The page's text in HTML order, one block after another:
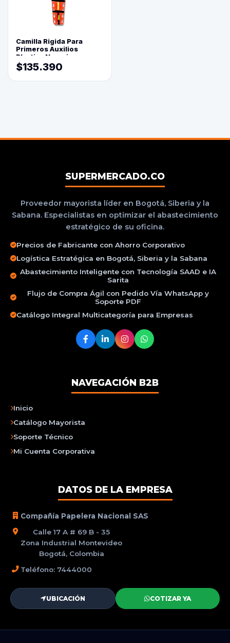
Camilla Rigida Para
Primeros Auxilios
Plastica Naranja
$135.390
SUPERMERCADO.CO
Proveedor mayorista líder en Bogotá, Siberia y la
Sabana. Especialistas en optimizar el abastecimiento
estratégico de su oficina.
Precios de Fabricante con Ahorro Corporativo
Logística Estratégica en Bogotá, Siberia y la Sabana
Abastecimiento Inteligente con Tecnología SAAD e IA
Sarita
Flujo de Compra Ágil con Pedido Vía WhatsApp y
Soporte PDF
Catálogo Integral Multicategoría para Empresas
NAVEGACIÓN B2B
Inicio
Catálogo Mayorista
Soporte Técnico
Mi Cuenta Corporativa
DATOS DE LA EMPRESA
Compañía Papelera Nacional SAS
Calle 17 A # 69 B - 35
Zona Industrial Montevideo
Bogotá, Colombia
Teléfono: 7444000
UBICACIÓN COTIZAR YA